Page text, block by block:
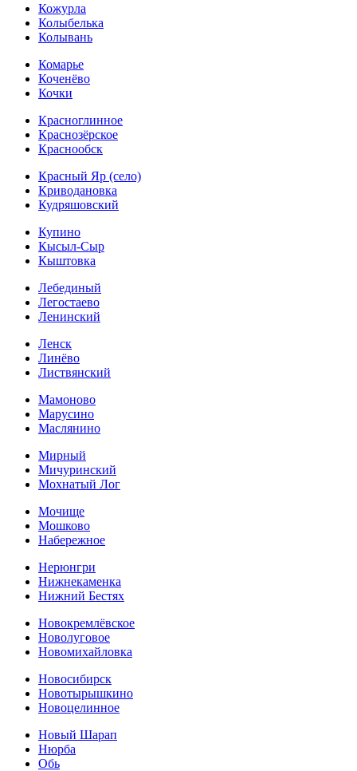
Кожурла
Колыбелька
Колывань
Комарье
Коченёво
Кочки
Красноглинное
Краснозёрское
Краснообск
Красный Яр (село)
Криводановка
Кудряшовский
Купино
Кысыл-Сыр
Кыштовка
Лебединый
Легостаево
Ленинский
Ленск
Линёво
Листвянский
Мамоново
Марусино
Маслянино
Мирный
Мичуринский
Мохнатый Лог
Мочище
Мошково
Набережное
Нерюнгри
Нижнекаменка
Нижний Бестях
Новокремлёвское
Новолуговое
Новомихайловка
Новосибирск
Новотырышкино
Новоцелинное
Новый Шарап
Нюрба
Обь